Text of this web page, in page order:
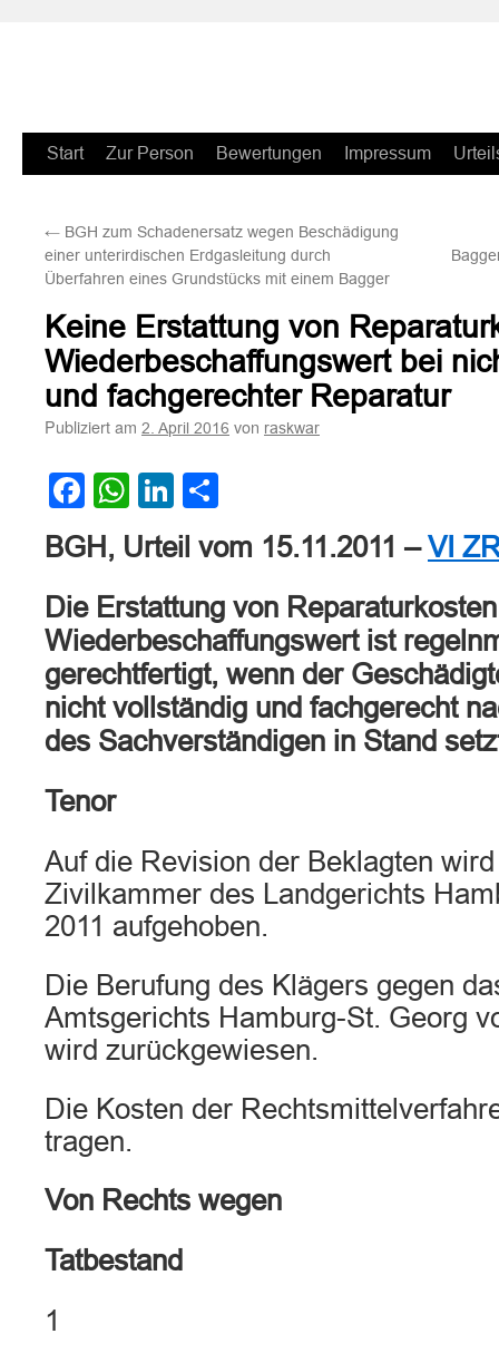
Zum
springen
Start Zur Person Bewertungen Impressum
← BGH zum Schadenersatz wegen Beschädigung
einer unterirdischen Erdgasleitung durch
Überfahren eines Grundstücks mit einem Bagger
Keine Erstattung von
Wiederbeschaffungswert bei
und fachgerechter Reparatur
Publiziert am 2. April 2016 von raskwar
Facebook
WhatsApp
LinkedIn
BGH, Urteil vom 15.11.2011 –VI
Die Erstattung von
Wiederbeschaffungswert ist
gerechtfertigt, wenn der
nicht vollständig und fachgerecht
des Sachverständigen in Stand
Tenor
Auf die Revision der Beklagten
Zivilkammer des Landgerichts
2011 aufgehoben.
Die Berufung des Klägers gegen
Amtsgerichts Hamburg-St. Georg
wird zurückgewiesen.
Die Kosten der
tragen.
Von Rechts wegen
Tatbestand
1